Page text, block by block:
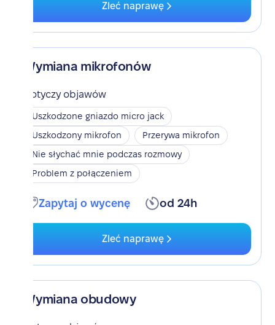
Zleć naprawę
Wymiana mikrofonów
Dotyczy objawów
Uszkodzone gniazdo micro jack
Uszkodzony mikrofon
Przerywa mikrofon
Nie słychać mnie podczas rozmowy
Problem z połączeniem
Zapytaj o wycenę od 24h
Zleć naprawę
Wymiana obudowy